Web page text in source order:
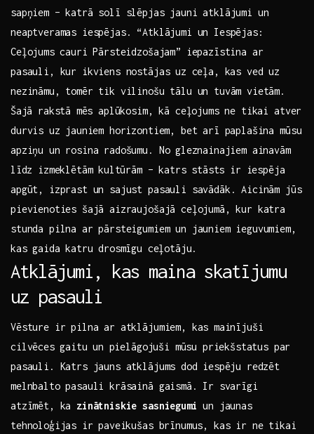
sapņiem – katrā solī slēpjas jauni​ atklājumi un
‌neaptveramas iespējas. “Atklājumi un‌ Iespējas:
Ceļojums⁢ cauri‍ Pārsteidzošajam” iepazīstina ar
pasauli, kur ikviens nostājas uz ⁤ceļa, kas ved uz
nezināmu, tomēr tik vilinošu tālu un tuvām vietām.
⁣Šajā rakstā⁤ mēs aplūkosim, kā ceļojums‌ ne tikai atver
durvis⁣ uz‍ jauniem horizontiem, bet arī paplašina mūsu
apziņu un rosina‌ radošumu. No ⁣gleznainajiem ainavām
⁣līdz izmeklētām⁣ kultūrām ⁤– katrs stāsts ir iespēja
apgūt, izprast un​ sajust pasauli savādāk. Aicinām jūs
pievienoties šajā aizraujošajā ceļojumā, ​kur katra
‍stunda pilna ar pārsteigumiem ‌un jauniem ieguvumiem,
kas gaida ⁣katru drosmīgu⁤ ceļotāju.
Atklājumi, kas maina skatījumu
uz pasauli
Vēsture ir pilna ar atklājumiem, ‌kas⁤ mainījuši
cilvēces ⁢gaitu⁢ un⁢ pielāgojuši mūsu priekšstatus ⁢par
pasauli. Katrs jauns atklājums ⁤dod iespēju redzēt
melnbalto pasauli krāsainā gaismā. ⁤Ir svarīgi
atzīmēt, ka zinātniskie sasniegumi ⁣un jaunas
tehnoloģijas⁢ ir paveikušas brīnumus, kas ir ne tikai